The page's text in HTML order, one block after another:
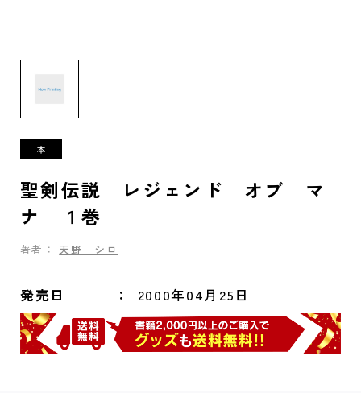
聖剣伝説 レジェンド オブ マ
ナ １巻
著者： 天野 シロ
発売日 2000年04月25日